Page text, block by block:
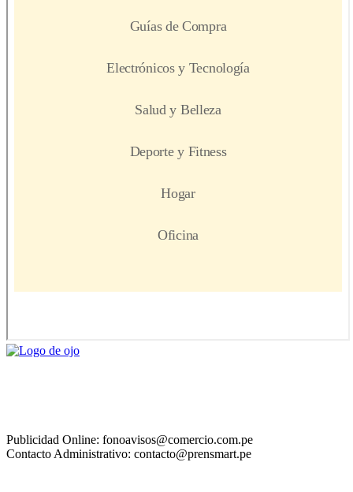
Publicidad Online: fonoavisos@comercio.com.pe
Contacto Administrativo: contacto@prensmart.pe